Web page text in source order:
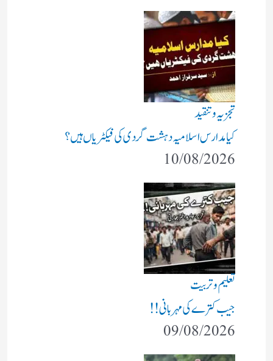
تجزیہ و تنقید
کیا مدارس اسلامیہ دہشت گردی کی فیکٹریاں ہیں؟
10/08/2026
تعلیم و تربیت
جیب کترے کی مہربانی !!
09/08/2026